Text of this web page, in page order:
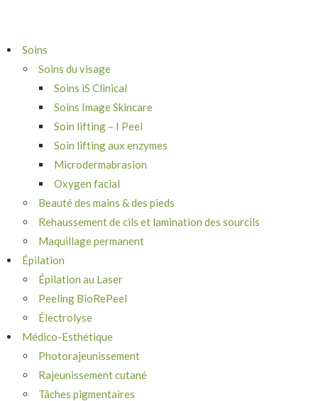
Soins
Soins du visage
Soins iS Clinical
Soins Image Skincare
Soin lifting – I Peel
Soin lifting aux enzymes
Microdermabrasion
Oxygen facial
Beauté des mains & des pieds
Rehaussement de cils et lamination des sourcils
Maquillage permanent
Épilation
Épilation au Laser
Peeling BioRePeel
Électrolyse
Médico-Esthétique
Photorajeunissement
Rajeunissement cutané
Tâches pigmentaires